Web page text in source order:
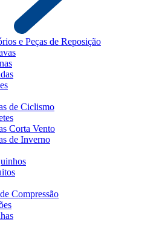
e Peças de Reposição
de Ciclismo
Corta Vento
de Inverno
Compressão